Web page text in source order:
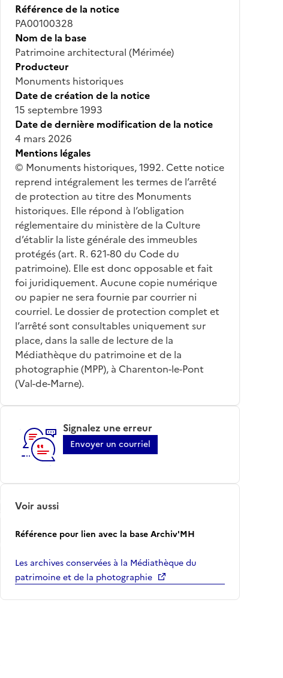
Référence de la notice
PA00100328
Nom de la base
Patrimoine architectural (Mérimée)
Producteur
Monuments historiques
Date de création de la notice
15 septembre 1993
Date de dernière modification de la notice
4 mars 2026
Mentions légales
© Monuments historiques, 1992. Cette notice
reprend intégralement les termes de l’arrêté
de protection au titre des Monuments
historiques. Elle répond à l’obligation
réglementaire du ministère de la Culture
d’établir la liste générale des immeubles
protégés (art. R. 621-80 du Code du
patrimoine). Elle est donc opposable et fait
foi juridiquement. Aucune copie numérique
ou papier ne sera fournie par courrier ni
courriel. Le dossier de protection complet et
l’arrêté sont consultables uniquement sur
place, dans la salle de lecture de la
Médiathèque du patrimoine et de la
photographie (MPP), à Charenton-le-Pont
(Val-de-Marne).
Signalez une erreur
Envoyer un courriel
Voir aussi
Référence pour lien avec la base Archiv'MH
Les archives conservées à la Médiathèque du
patrimoine et de la photographie